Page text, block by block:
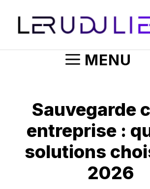
contenu
MENU
Sauvegarde
entreprise :
solutions
2026